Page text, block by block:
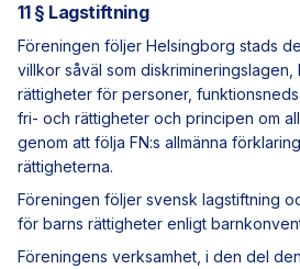
11 § Lagstiftning
Föreningen följer Helsingborg stads
villkor såväl som
rättigheter för personer,
fri- och rättigheter och principen om
genom att följa FN:s allmänna
rättigheterna.
Föreningen följer svensk lagstiftning
för barns rättigheter enligt
Föreningens verksamhet, i den del